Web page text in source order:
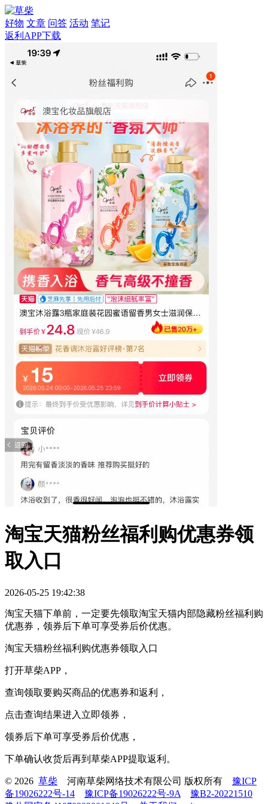
好物 文章 问答 活动 笔记
返利APP下载
淘宝天猫粉丝福利购优惠券领
取入口
2026-05-25 19:42:38
淘宝天猫下单前，一定要先领取淘宝天猫内部隐藏粉丝福利购
优惠券，领券后下单可享受券后价优惠。
淘宝天猫粉丝福利购优惠券领取入口
打开草柴APP，
查询领取要购买商品的优惠券和返利，
点击查询结果进入立即领券，
领券后下单可享受券后价优惠，
下单确认收货后再到草柴APP提取返利。
© 2026 草柴 河南草柴网络技术有限公司 版权所有 豫ICP
备19026222号-14
豫ICP备19026222号-9A
豫B2-20221510